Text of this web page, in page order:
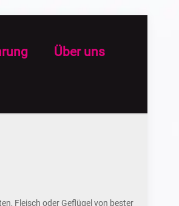
Über uns
Fleisch oder Geflügel von bester